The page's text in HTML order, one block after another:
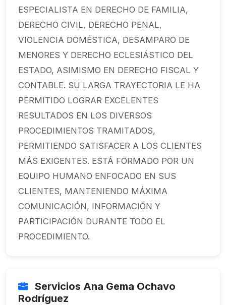
ESPECIALISTA EN DERECHO DE FAMILIA,
DERECHO CIVIL, DERECHO PENAL,
VIOLENCIA DOMÉSTICA, DESAMPARO DE
MENORES Y DERECHO ECLESIÁSTICO DEL
ESTADO, ASIMISMO EN DERECHO FISCAL Y
CONTABLE. SU LARGA TRAYECTORIA LE HA
PERMITIDO LOGRAR EXCELENTES
RESULTADOS EN LOS DIVERSOS
PROCEDIMIENTOS TRAMITADOS,
PERMITIENDO SATISFACER A LOS CLIENTES
MÁS EXIGENTES. ESTÁ FORMADO POR UN
EQUIPO HUMANO ENFOCADO EN SUS
CLIENTES, MANTENIENDO MÁXIMA
COMUNICACIÓN, INFORMACIÓN Y
PARTICIPACIÓN DURANTE TODO EL
PROCEDIMIENTO.
Servicios Ana Gema Ochavo
Rodríguez